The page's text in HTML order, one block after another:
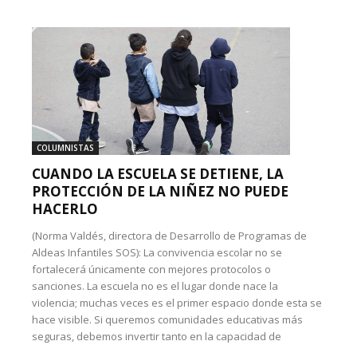
COLUMNISTAS
CUANDO LA ESCUELA SE DETIENE, LA
PROTECCIÓN DE LA NIÑEZ NO PUEDE
HACERLO
(Norma Valdés, directora de Desarrollo de Programas de
Aldeas Infantiles SOS): La convivencia escolar no se
fortalecerá únicamente con mejores protocolos o
sanciones. La escuela no es el lugar donde nace la
violencia; muchas veces es el primer espacio donde esta se
hace visible. Si queremos comunidades educativas más
seguras, debemos invertir tanto en la capacidad de